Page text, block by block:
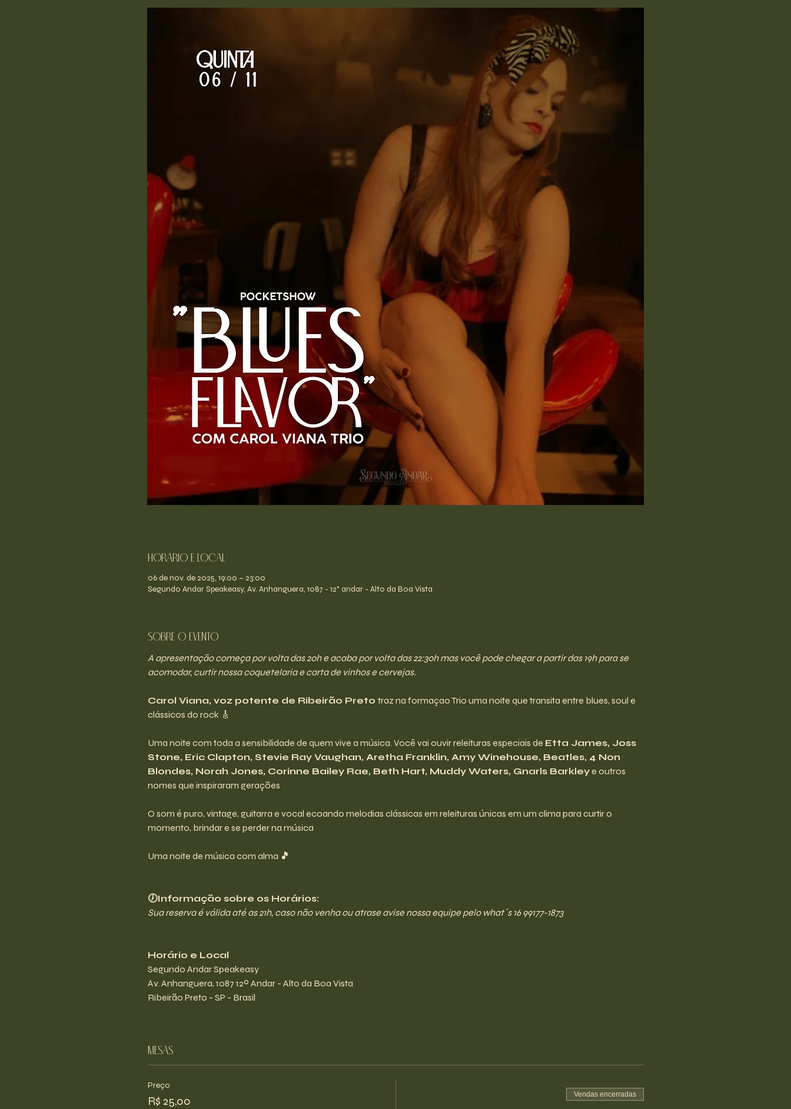
Horário e Local
06 de nov. de 2025, 19:00 – 23:00
Segundo Andar Speakeasy, Av. Anhanguera, 1087 - 12° andar - Alto da Boa Vista
Sobre o evento
A apresentação começa por volta das 20h e acaba por volta das 22:30h mas você pode chegar a partir das 19h para se
acomodar, curtir nossa coquetelaria e carta de vinhos e cervejas.
Carol Viana, voz potente de Ribeirão Preto traz na formaçao Trio uma noite que transita entre blues, soul e
clássicos do rock 🎸
Uma noite com toda a sensibilidade de quem vive a música. Você vai ouvir releituras especiais de Etta James, Joss
Stone, Eric Clapton, Stevie Ray Vaughan, Aretha Franklin, Amy Winehouse, Beatles, 4 Non
Blondes, Norah Jones, Corinne Bailey Rae, Beth Hart, Muddy Waters, Gnarls Barkley e outros
nomes que inspiraram gerações
O som é puro, vintage, guitarra e vocal ecoando melodias clássicas em releituras únicas em um clima para curtir o
momento, brindar e se perder na música
Uma noite de música com alma 🎵
🕖Informação sobre os Horários:
Sua reserva é válida até as 21h, caso não venha ou atrase avise nossa equipe pelo what´s 16 99177-1873
Horário e Local
Segundo Andar Speakeasy
Av. Anhanguera, 1087 12º Andar - Alto da Boa Vista
Ribeirão Preto - SP - Brasil
Mesas
Preço
R$ 25,00 Vendas encerradas